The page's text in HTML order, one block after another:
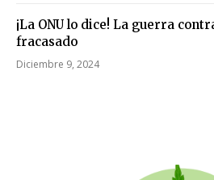
¡La ONU lo dice! La guerra
fracasado
Diciembre 9, 2024